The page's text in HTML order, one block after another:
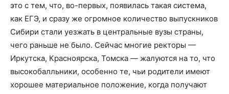
это с тем, что, во-первых, появилась такая система,
как ЕГЭ, и сразу же огромное количество выпускников
Сибири стали уезжать в центральные вузы страны,
чего раньше не было. Сейчас многие ректоры —
Иркутска, Красноярска, Томска — жалуются на то, что
высокобалльники, особенно те, чьи родители имеют
хорошее материальное положение, когда получают